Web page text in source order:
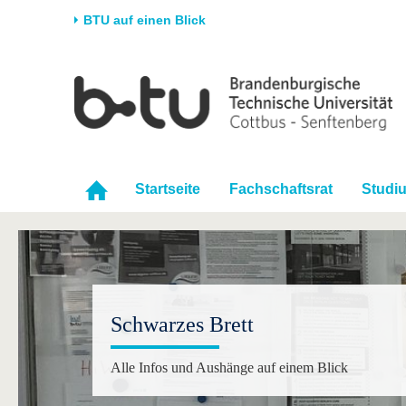
BTU auf einen Blick
Universität
Karriere & Engagement
Strukturwandel
Forschung
Förderung
Nachwuchs
Im
Startseite Fachschaftsrat
Schwarzes Brett
Alle Infos und Aushänge auf einem Blick